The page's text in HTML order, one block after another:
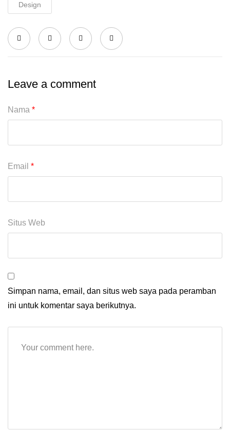
Design
Leave a comment
Nama *
Email *
Situs Web
Simpan nama, email, dan situs web saya pada peramban
ini untuk komentar saya berikutnya.